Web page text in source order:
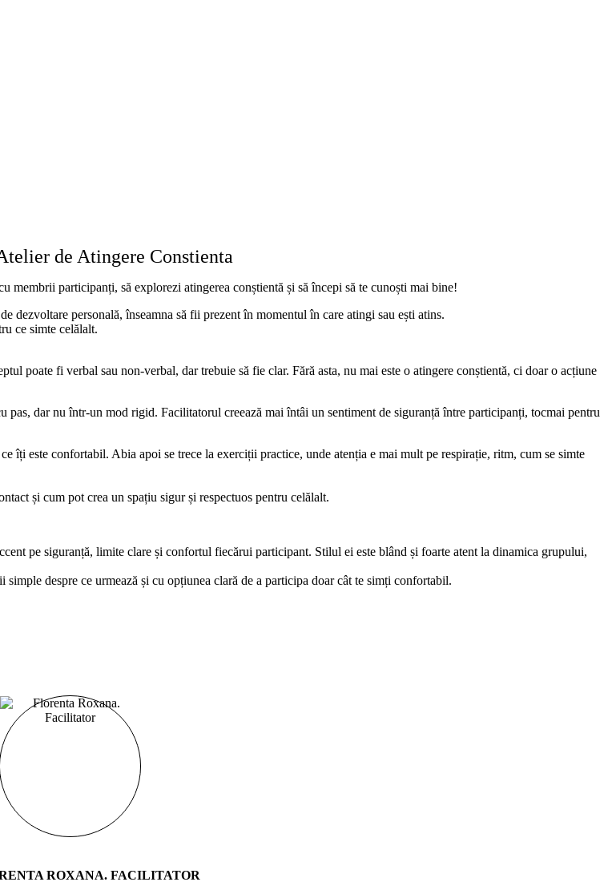
de Atingere Constienta
membrii participanți, să explorezi atingerea conștientă și să începi să te cunoști mai bine!
dezvoltare personală, înseamna să fii prezent în momentul în care atingi sau ești atins.
ce simte celălalt.
poate fi verbal sau non-verbal, dar trebuie să fie clar. Fără asta, nu mai este o atingere conștientă, ci doar o acțiune
dar nu într-un mod rigid. Facilitatorul creează mai întâi un sentiment de siguranță între participanți, tocmai pentru
îți este confortabil. Abia apoi se trece la exerciții practice, unde atenția e mai mult pe respirație, ritm, cum se simte
și cum pot crea un spațiu sigur și respectuos pentru celălalt.
pe siguranță, limite clare și confortul fiecărui participant. Stilul ei este blând și foarte atent la dinamica grupului,
despre ce urmează și cu opțiunea clară de a participa doar cât te simți confortabil.
ROXANA. FACILITATOR